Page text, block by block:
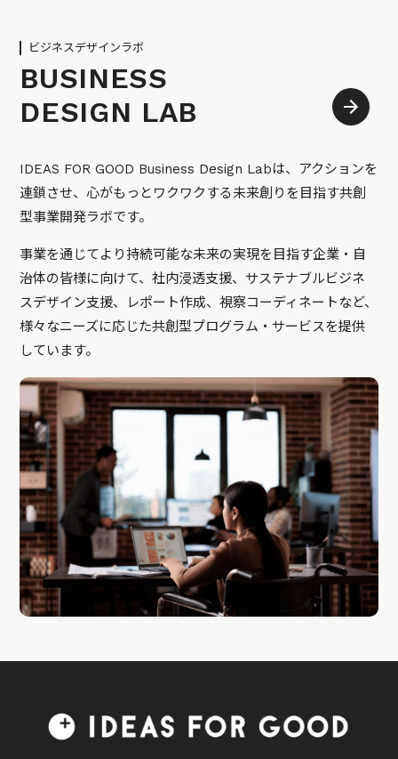
ビジネスデザインラボ
BUSINESS
DESIGN LAB
IDEAS FOR GOOD Business Design Labは、アクションを
連鎖させ、心がもっとワクワクする未来創りを目指す共創
型事業開発ラボです。
事業を通じてより持続可能な未来の実現を目指す企業・自
治体の皆様に向けて、社内浸透支援、サステナブルビジネ
スデザイン支援、レポート作成、視察コーディネートなど、
様々なニーズに応じた共創型プログラム・サービスを提供
しています。